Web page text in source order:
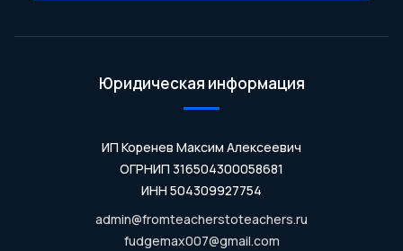
Юридическая информация
ИП Коренев Максим Алексеевич
ОГРНИП 316504300058681
ИНН 504309927754
admin@fromteacherstoteachers.ru
fudgemax007@gmail.com